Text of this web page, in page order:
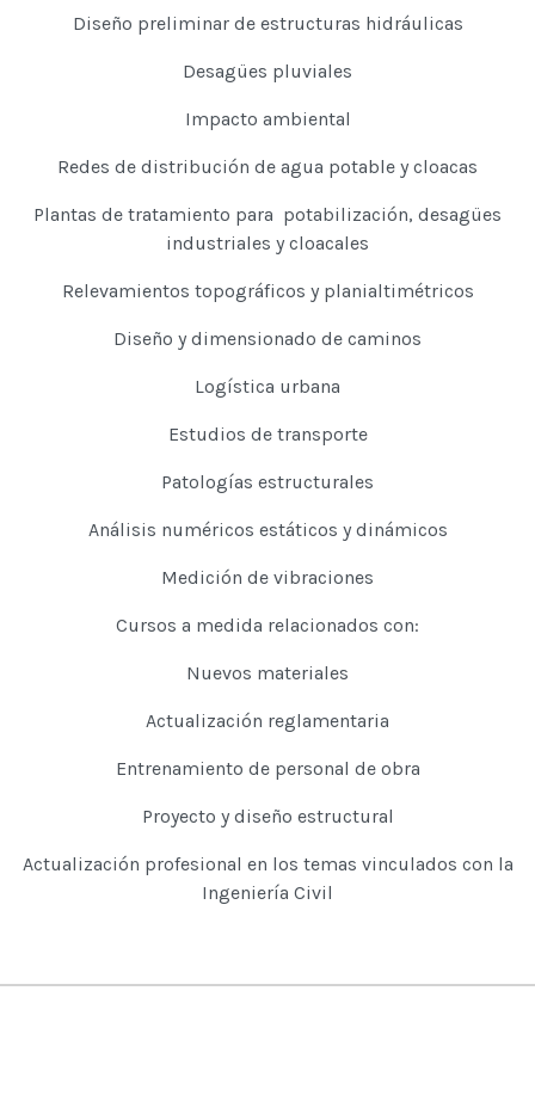
Diseño preliminar de estructuras hidráulicas
Desagües pluviales
Impacto ambiental
Redes de distribución de agua potable y cloacas
Plantas de tratamiento para potabilización, desagües
industriales y cloacales
Relevamientos topográficos y planialtimétricos
Diseño y dimensionado de caminos
Logística urbana
Estudios de transporte
Patologías estructurales
Análisis numéricos estáticos y dinámicos
Medición de vibraciones
Cursos a medida relacionados con:
Nuevos materiales
Actualización reglamentaria
Entrenamiento de personal de obra
Proyecto y diseño estructural
Actualización profesional en los temas vinculados con la
Ingeniería Civil